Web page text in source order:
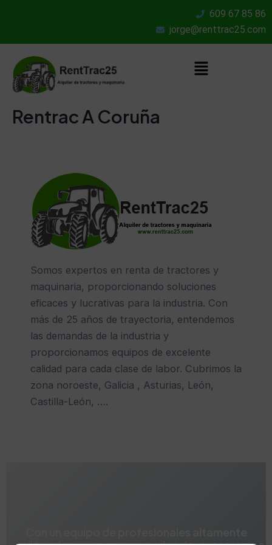
609 67 85 86
jorge@renttrac25.com
Menú
Rentrac A Coruña
Somos expertos en renta de tractores y
maquinaria, proporcionando soluciones
eficaces y lucrativas para la industria. Con
más de 25 años de trayectoria, entendemos
las demandas de la industria y
proporcionamos equipos de excelente
calidad para cada clase de labor. Cubrimos la
zona noroeste, Galicia , Asturias, León,
Castilla-León, ….